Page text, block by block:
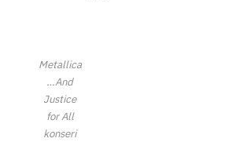
Metallica
…And
Justice
for All
konseri